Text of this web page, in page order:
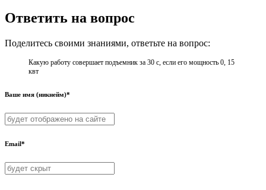
Ответить на вопрос
Поделитесь своими знаниями, ответьте на вопрос:
Какую работу совершает подъемник за 30 с, если его мощность 0, 15
квт
Ваше имя (никнейм)*
Email*